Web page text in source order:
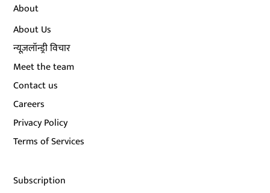
About
About Us
न्यूज़लॉन्ड्री विचार
Meet the team
Contact us
Careers
Privacy Policy
Terms of Services
Subscription